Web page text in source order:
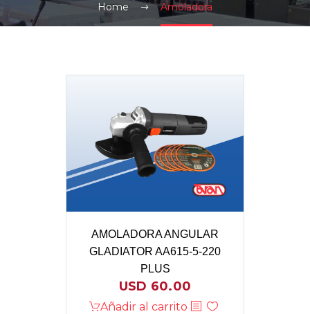
Home Amoladora
AMOLADORA ANGULAR
GLADIATOR AA615-5-220
PLUS
USD 60.00
Añadir al carrito